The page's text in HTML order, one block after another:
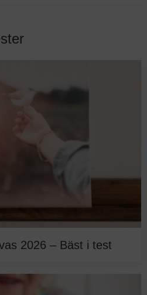
2026 – Bäst i test